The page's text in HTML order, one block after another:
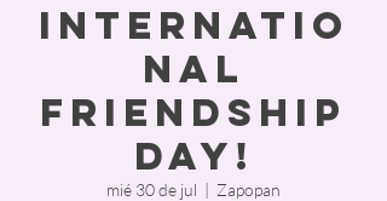
Internatio
nal
Friendship
day!
mié 30 de jul
  |
Zapopan